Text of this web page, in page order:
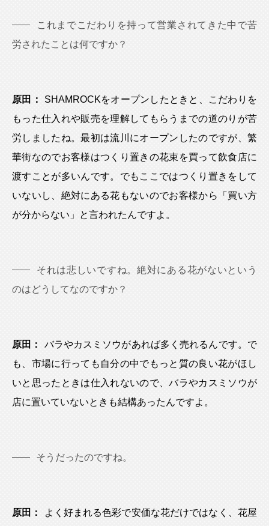
これまでこだわりを持って営業されてきた中で苦
労されたことは何ですか？
原田：
SHAMROCKをオープンしたときと、こだわりを
もった仕入れや販売を理解してもらうまでの道のりが苦
労しましたね。最初は流川にオープンしたのですが、繁
華街なのでお客様はつくり置きの花束を買って飲食店に
渡すことが多いんです。でもここではつくり置きをして
いないし、絶対にある花もないのでお客様から「買い方
が分からない」と言われたんですよ。
それは悲しいですね。絶対にある花がないという
のはどうしてなのですか？
原田：
バラやカスミソウがあれば多く売れるんです。で
も、市場に行っても自分の中でもっと質の良い花がほし
いと思ったときは仕入れないので、バラやカスミソウが
店に置いていないときも結構あったんですよ。
そうだったのですね。
原田：
よく好まれる色彩で安価な花だけではなく、花屋